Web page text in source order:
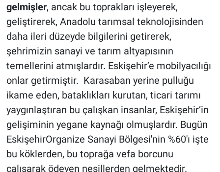
gelmişler, ancak bu toprakları işleyerek,
geliştirerek, Anadolu tarımsal teknolojisinden
daha ileri düzeyde bilgilerini getirerek,
şehrimizin sanayi ve tarım altyapısının
temellerini atmışlardır. Eskişehir’e mobilyacılığı
onlar getirmiştir. Karasaban yerine pulluğu
ikame eden, bataklıkları kurutan, ticari tarımı
yaygınlaştıran bu çalışkan insanlar, Eskişehir’in
gelişiminin yegane kaynağı olmuşlardır. Bugün
EskişehirOrganize Sanayi Bölgesi'nin %60'ı işte
bu köklerden, bu toprağa vefa borcunu
çalışarak ödeyen nesillerden gelmektedir.